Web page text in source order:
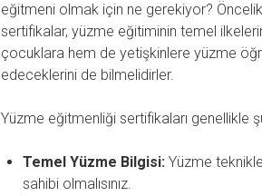
eğitmeni olmak için ne gerekiyor?
sertifikalar, yüzme eğitiminin temel
çocuklara hem de yetişkinlere yüzme
edeceklerini de bilmelidirler.
Yüzme eğitmenliği sertifikaları genellikle
Temel Yüzme Bilgisi:Yüzme
sahibi olmalısınız.